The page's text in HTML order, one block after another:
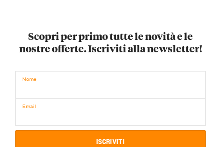
Scopri per primo tutte le novità e le
nostre offerte. Iscriviti alla newsletter!
Nome
Email